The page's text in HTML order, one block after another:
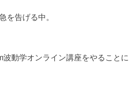
を告げる中。
波動学オンライン講座をやることに